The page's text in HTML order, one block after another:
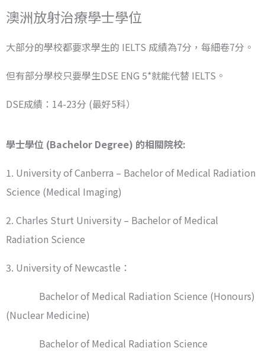
澳洲放射治療學士學位
大部分的學校都要求學生的 IELTS 成績為7分，每細卷7分。
但有部分學校只要學生DSE ENG 5*就能代替 IELTS。
DSE成績：14-23分 (最好5科）
學士學位 (Bachelor Degree) 的相關院校:
1. University of Canberra – Bachelor of Medical Radiation
Science (Medical Imaging)
2. Charles Sturt University – Bachelor of Medical
Radiation Science
3. University of Newcastle：
Bachelor of Medical Radiation Science (Honours)
(Nuclear Medicine)
Bachelor of Medical Radiation Science